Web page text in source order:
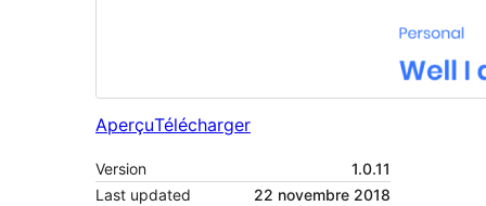
AperçuTélécharger
Version
1.0.11
Last updated
22 novembre 2018